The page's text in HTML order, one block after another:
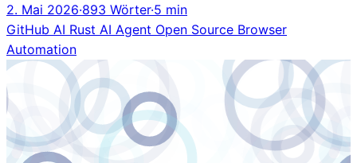
2. Mai 2026·893 Wörter·5 min
GitHub AI Rust AI Agent Open Source Browser
Automation